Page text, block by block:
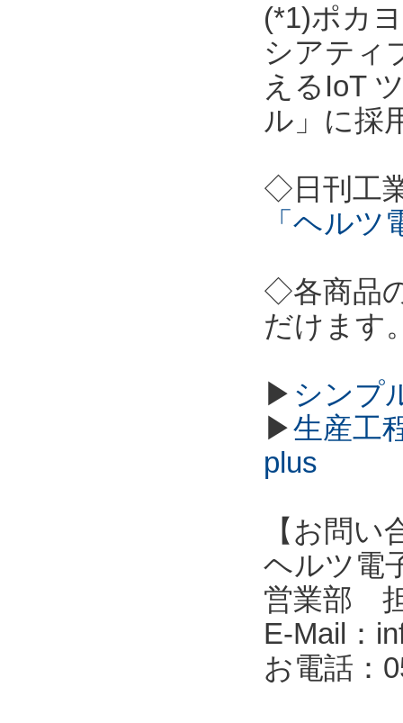
(*1)ポカ
シアティ
えるIoT
ル」に採
◇日刊工
「ヘル
◇各商品
だけます
▶ シンプ
▶生産工
plus
【お問い
ヘルツ電
営業部
E-Mail：
お電話：